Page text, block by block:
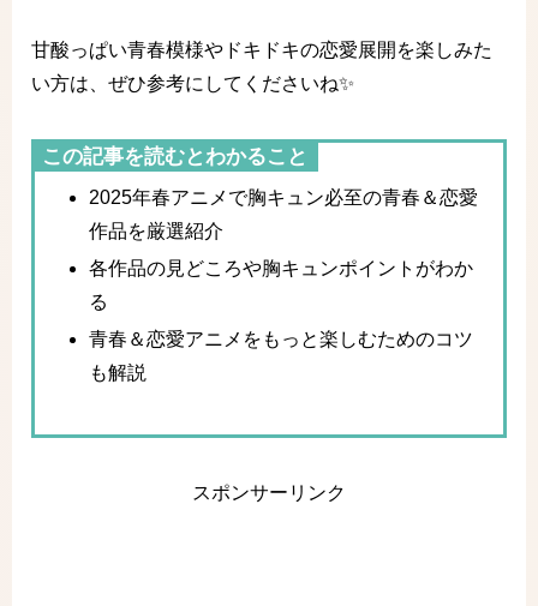
甘酸っぱい青春模様やドキドキの恋愛展開を楽しみた
い方は、ぜひ参考にしてくださいね✨
この記事を読むとわかること
2025年春アニメで胸キュン必至の青春＆恋愛
作品を厳選紹介
各作品の見どころや胸キュンポイントがわか
る
青春＆恋愛アニメをもっと楽しむためのコツ
も解説
スポンサーリンク